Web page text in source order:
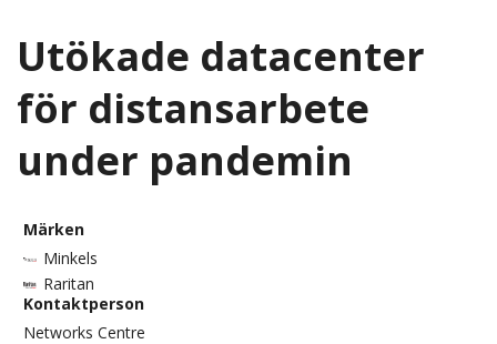
Group AB (publ) den
29 april 2026
Utökade datacenter
för distansarbete
under pandemin
Märken
Minkels
Raritan
Kontaktperson
Networks Centre